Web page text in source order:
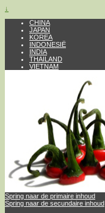
↓
CHINA
JAPAN
KOREA
INDONESIË
INDIA
THAILAND
VIETNAM
Spring naar de primaire inhoud
Spring naar de secundaire inhoud